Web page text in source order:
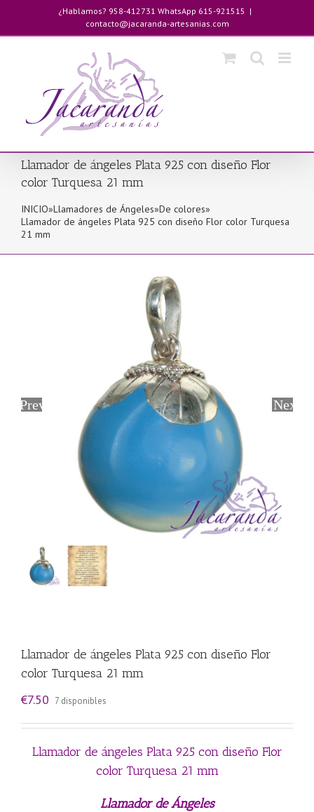
contenido
¿Hablamos? 958-412731 WhatsApp 615-921515 |
contacto@jacaranda-artesanias.com
Llamador de ángeles Plata 925 con diseño Flor
color Turquesa 21 mm
INICIO»Llamadores de Ángeles»De colores»
Llamador de ángeles Plata 925 con diseño Flor color Turquesa
21 mm
Previous Next
Llamador de ángeles Plata 925 con diseño Flor
color Turquesa 21 mm
€7.50 7 disponibles
Llamador de ángeles Plata 925 con diseño Flor
color Turquesa 21 mm
Llamador de Ángeles